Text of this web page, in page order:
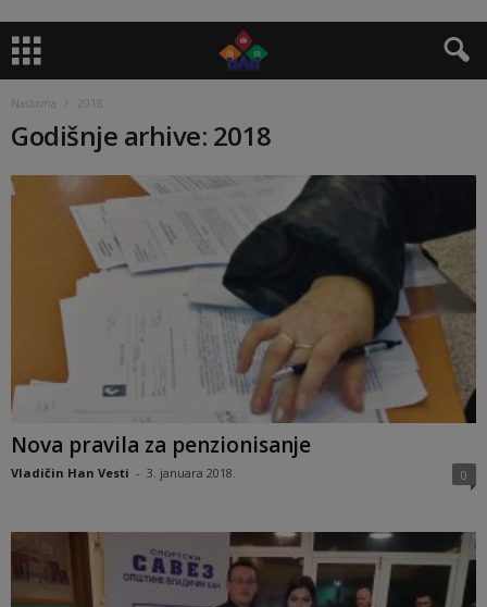
Naslovna 2018
Godišnje arhive: 2018
Nova pravila za penzionisanje
Vladičin Han Vesti - 3. januara 2018. 0